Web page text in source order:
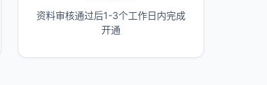
资料审核通过后1-3个工作日内完成
开通